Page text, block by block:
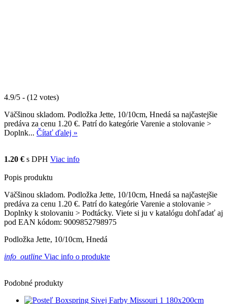
4.9/5 - (12 votes)
Väčšinou skladom. Podložka Jette, 10/10cm, Hnedá sa najčastejšie
predáva za cenu 1.20 €. Patrí do kategórie Varenie a stolovanie >
Doplnk... Čítať ďalej »
1.20 € s DPH Viac info
Popis produktu
Väčšinou skladom. Podložka Jette, 10/10cm, Hnedá sa najčastejšie
predáva za cenu 1.20 €. Patrí do kategórie Varenie a stolovanie >
Doplnky k stolovaniu > Podtácky. Viete si ju v katalógu dohľadať aj
pod EAN kódom: 9009852798975
Podložka Jette, 10/10cm, Hnedá
info_outline Viac info o produkte
Podobné produkty